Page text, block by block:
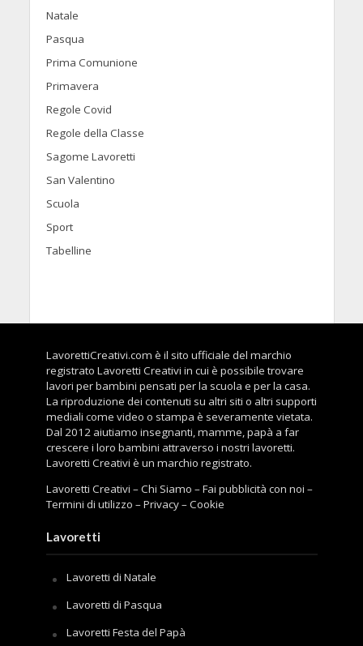
Natale
Pasqua
Prima Comunione
Primavera
Regole Covid
Regole della Classe
Sagome Lavoretti
San Valentino
Scuola
Sport
Tabelline
LavorettiCreativi.com è il sito ufficiale del marchio
registrato Lavoretti Creativi in cui è possibile trovare
lavori per bambini pensati per la scuola e per la casa.
La riproduzione dei contenuti su altri siti o altri supporti
mediali come video o stampa è severamente vietata.
Dal 2012 aiutiamo insegnanti, mamme, papà a far
crescere i loro bambini attraverso i nostri lavoretti.
Lavoretti Creativi è un marchio registrato.
Lavoretti Creativi –Chi Siamo –Fai pubblicità con noi –
Termini di utilizzo –Privacy–Cookie
Lavoretti
Lavoretti di Natale
Lavoretti di Pasqua
Lavoretti Festa del Papà